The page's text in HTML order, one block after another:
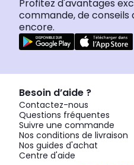
Profitez d'avantages
commande, de
encore.
Besoin d’aide ?
Contactez-nous
Questions fréquentes
Suivre une commande
Nos conditions de livraison
Nos guides d'achat
Centre d'aide